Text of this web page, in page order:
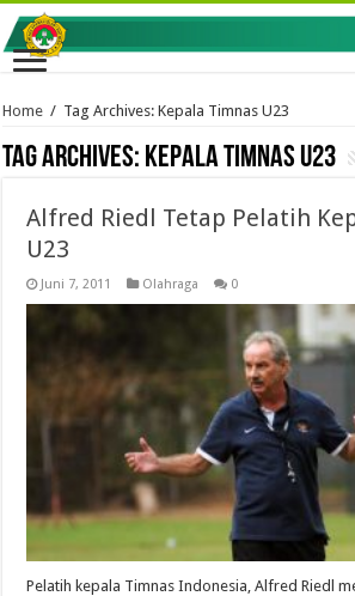
Home / Tag Archives: Kepala Timnas U23
Tag Archives: Kepala Timnas U23
Alfred Riedl Tetap Pelatih
U23
Juni 7, 2011 Olahraga 0
Pelatih kepala Timnas Indonesia, Alfred Riedl